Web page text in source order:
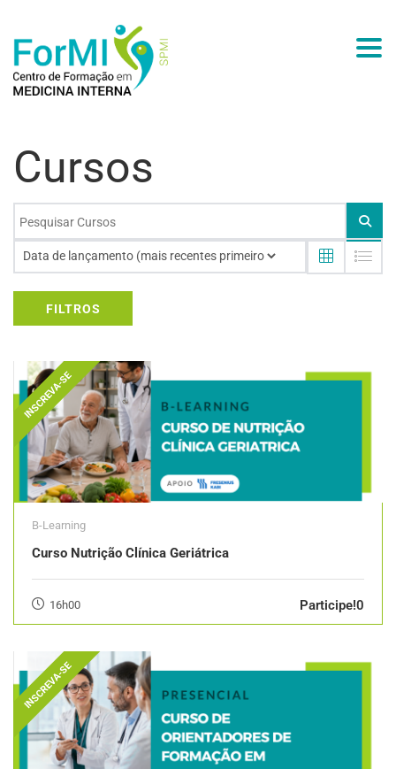
Cursos
FILTROS
INSCREVA-SE
B-Learning
Curso Nutrição Clínica Geriátrica
16h00 Participe!0
INSCREVA-SE